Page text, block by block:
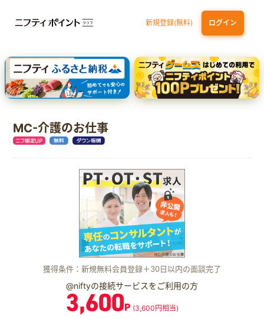
新規登録(無料) ログイン
エポスカード【最短1週間程度付与】
【親権者さまの代理申込専用】三井住友銀行Oliveお子さま用口座
三井住友カード（NL）
MC-介護のお仕事
獲得条件：新規無料会員登録＋30日以内の面談完了
@niftyの接続サービスをご利用の方
3,600P (3,600円相当)